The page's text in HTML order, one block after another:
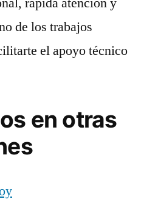
de los trabajos
el apoyo técnico
en otras